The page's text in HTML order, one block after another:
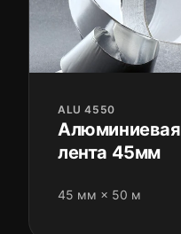
ALU 4550
Алюминиевая
лента 45мм
45 мм × 50 м